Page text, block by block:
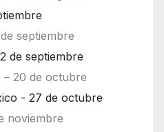
septiembre
de septiembre
– 20 de octubre
- 27 de octubre
noviembre